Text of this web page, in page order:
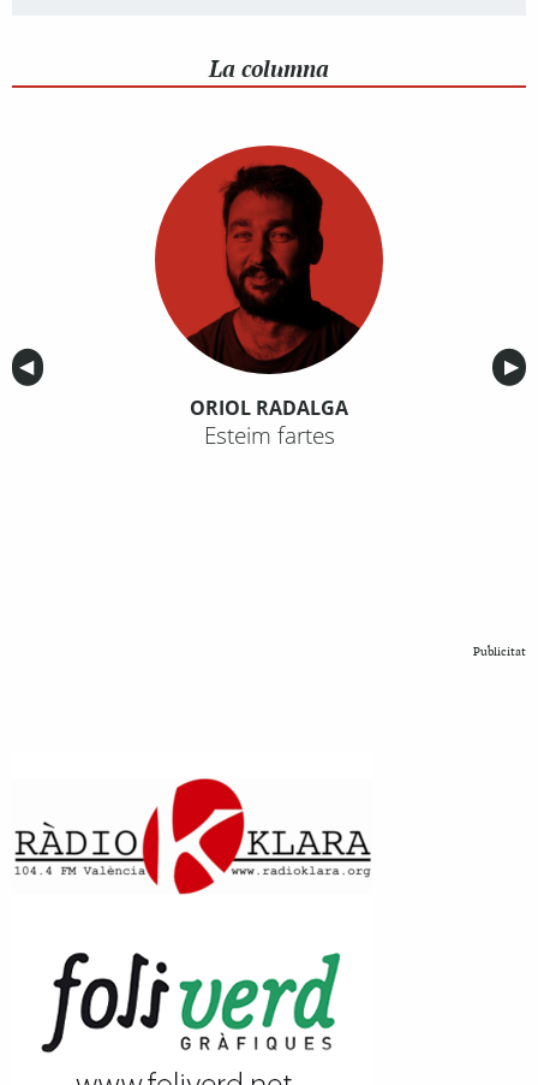
La columna
Anterior
◀︎ ▶︎
ORIOL RADALGA
Esteim fartes
Publicitat